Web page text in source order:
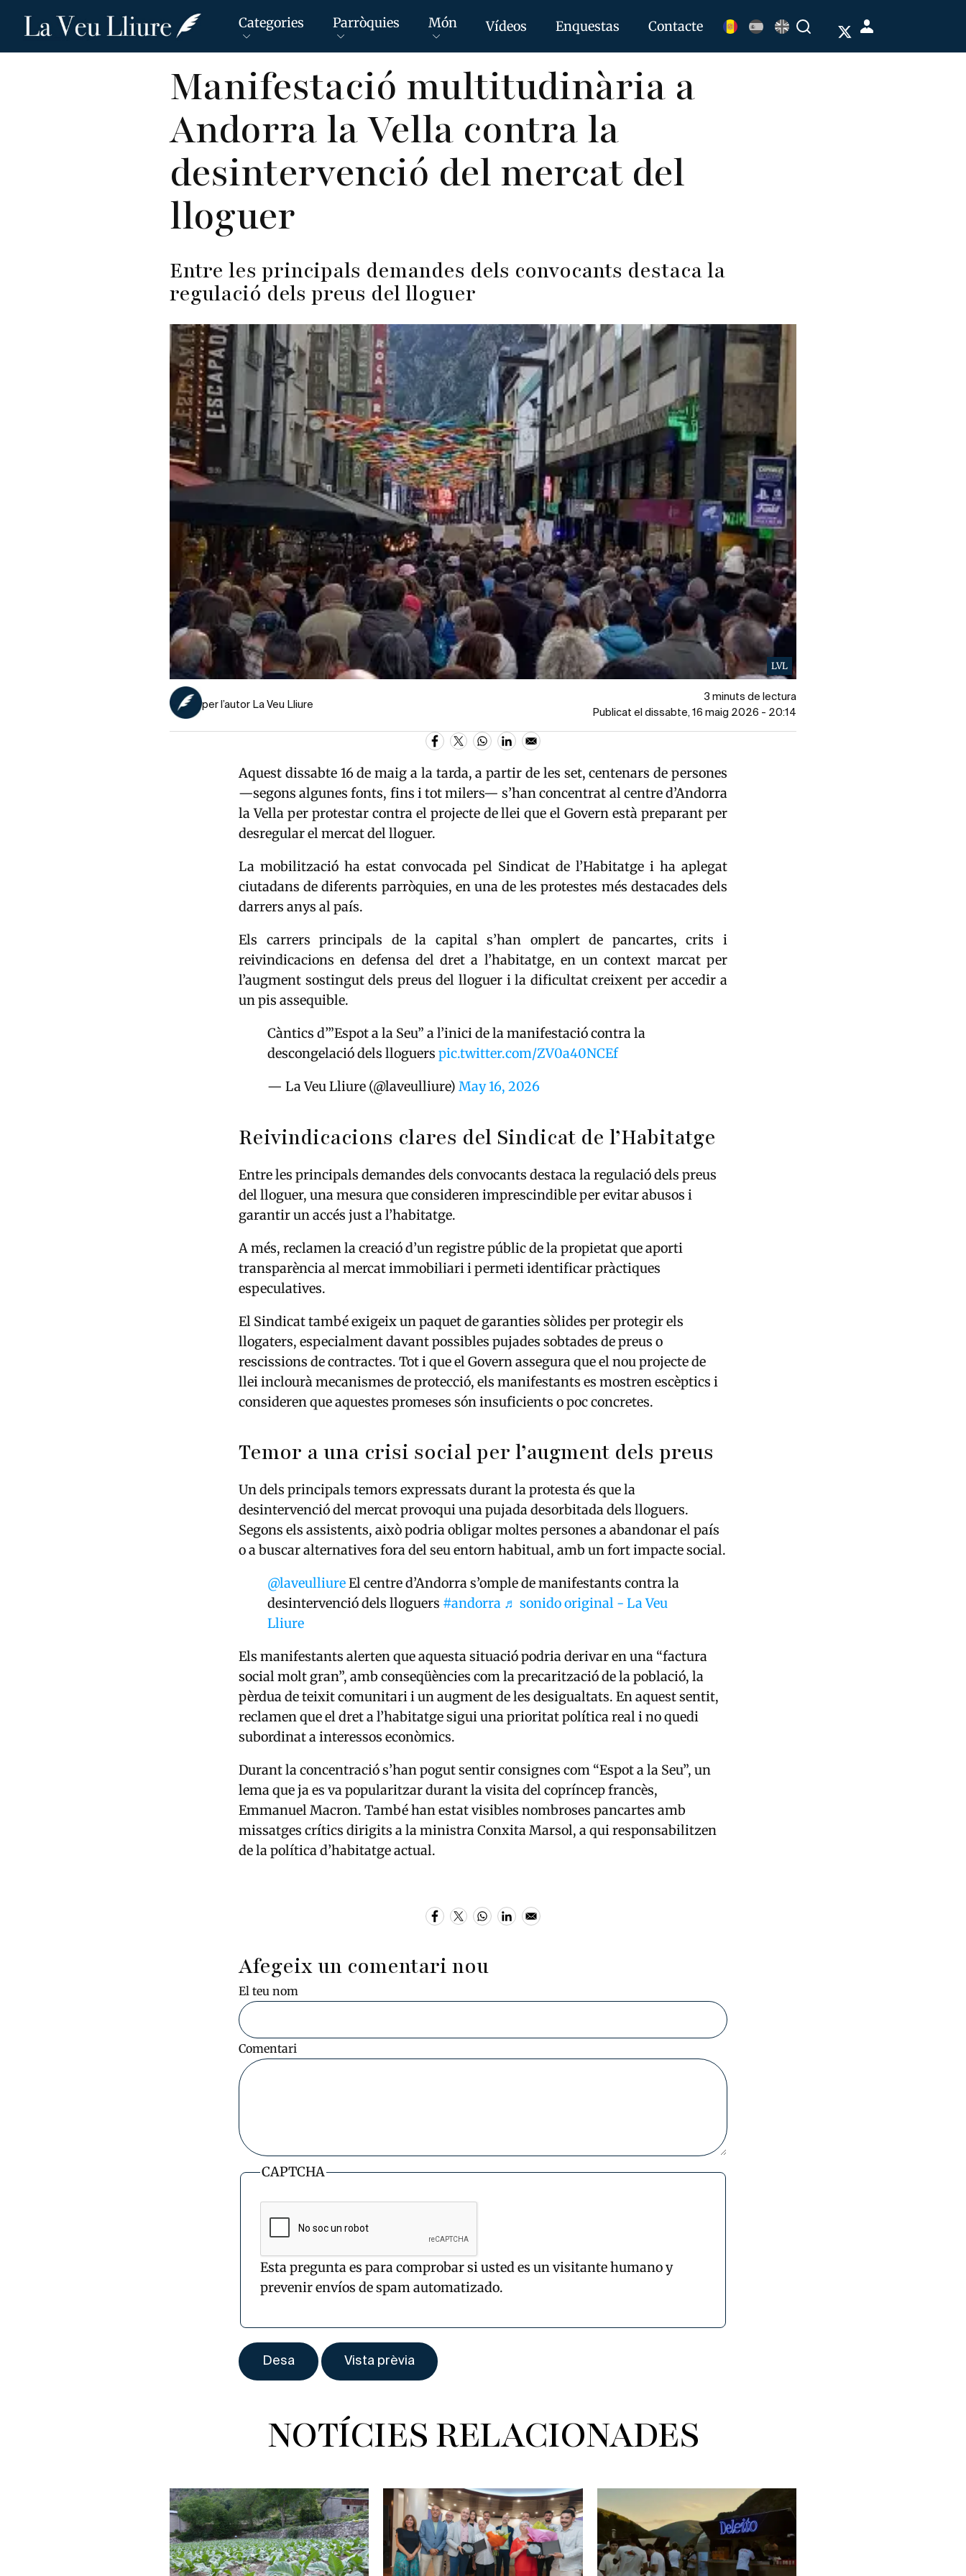
Vés
Categories Parròquies Món Vídeos Enquestas Contacte BuscarMenú
de
Manifestació multitudinària a
Andorra la Vella contra la
desintervenció del mercat del
lloguer
Entre les principals demandes dels convocants destaca la
regulació dels preus del lloguer
LVL
per l’autor La Veu Lliure
3 minuts de lectura
Publicat el dissabte, 16 maig 2026 - 20:14
Aquest dissabte 16 de maig a la tarda, a partir de les set, centenars de persones
—segons algunes fonts, fins i tot milers— s’han concentrat al centre d’Andorra
la Vella per protestar contra el projecte de llei que el Govern està preparant per
desregular el mercat del lloguer.
La mobilització ha estat convocada pel Sindicat de l’Habitatge i ha aplegat
ciutadans de diferents parròquies, en una de les protestes més destacades dels
darrers anys al país.
Els carrers principals de la capital s’han omplert de pancartes, crits i
reivindicacions en defensa del dret a l’habitatge, en un context marcat per
l’augment sostingut dels preus del lloguer i la dificultat creixent per accedir a
un pis assequible.
Càntics d’”Espot a la Seu” a l’inici de la manifestació contra la
descongelació dels lloguers pic.twitter.com/ZV0a40NCEf
— La Veu Lliure (@laveulliure) May 16, 2026
Reivindicacions clares del Sindicat de l’Habitatge
Entre les principals demandes dels convocants destaca la regulació dels preus
del lloguer, una mesura que consideren imprescindible per evitar abusos i
garantir un accés just a l’habitatge.
A més, reclamen la creació d’un registre públic de la propietat que aporti
transparència al mercat immobiliari i permeti identificar pràctiques
especulatives.
El Sindicat també exigeix un paquet de garanties sòlides per protegir els
llogaters, especialment davant possibles pujades sobtades de preus o
rescissions de contractes. Tot i que el Govern assegura que el nou projecte de
llei inclourà mecanismes de protecció, els manifestants es mostren escèptics i
consideren que aquestes promeses són insuficients o poc concretes.
Temor a una crisi social per l’augment dels preus
Un dels principals temors expressats durant la protesta és que la
desintervenció del mercat provoqui una pujada desorbitada dels lloguers.
Segons els assistents, això podria obligar moltes persones a abandonar el país
o a buscar alternatives fora del seu entorn habitual, amb un fort impacte social.
@laveulliureEl centre d’Andorra s’omple de manifestants contra la
desintervenció dels lloguers #andorra ♬ sonido original - La Veu
Lliure
Els manifestants alerten que aquesta situació podria derivar en una “factura
social molt gran”, amb conseqüències com la precarització de la població, la
pèrdua de teixit comunitari i un augment de les desigualtats. En aquest sentit,
reclamen que el dret a l’habitatge sigui una prioritat política real i no quedi
subordinat a interessos econòmics.
Durant la concentració s’han pogut sentir consignes com “Espot a la Seu”, un
lema que ja es va popularitzar durant la visita del copríncep francès,
Emmanuel Macron. També han estat visibles nombroses pancartes amb
missatges crítics dirigits a la ministraConxita Marsol, a qui responsabilitzen
de la política d’habitatge actual.
Afegeix un comentari nou
El teu nom
Comentari
CAPTCHA
Esta pregunta es para comprobar si usted es un visitante humano y
prevenir envíos de spam automatizado.
NOTÍCIES RELACIONADES